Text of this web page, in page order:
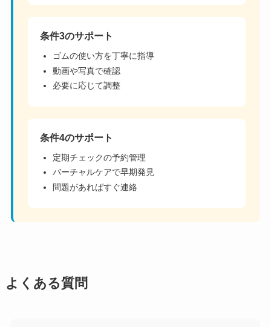
条件3のサポート
ゴムの使い方を丁寧に指導
動画や写真で確認
必要に応じて調整
条件4のサポート
定期チェックの予約管理
バーチャルケアで早期発見
問題があればすぐ連絡
よくある質問